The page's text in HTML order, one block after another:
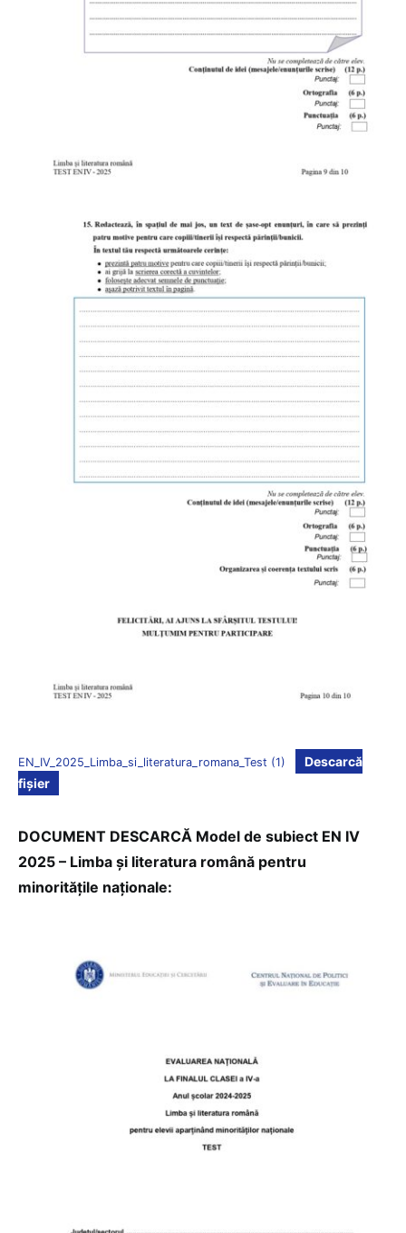
EN_IV_2025_Limba_si_literatura_romana_Test (1)
Descarcă
fișier
DOCUMENT DESCARCĂ Model de subiect EN IV
2025 – Limba și literatura română pentru
minoritățile naționale: